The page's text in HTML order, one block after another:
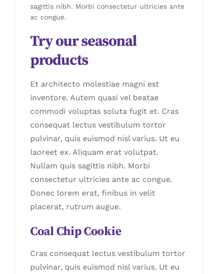
sagittis nibh. Morbi consectetur ultricies ante
ac congue.
Try our seasonal
products
Et architecto molestiae magni est
inventore. Autem quasi vel beatae
commodi voluptas soluta fugit et. Cras
consequat lectus vestibulum tortor
pulvinar, quis euismod nisl varius. Ut eu
laoreet ex. Aliquam erat volutpat.
Nullam quis sagittis nibh. Morbi
consectetur ultricies ante ac congue.
Donec lorem erat, finibus in velit
placerat, rutrum augue.
Coal Chip Cookie
Cras consequat lectus vestibulum tortor
pulvinar, quis euismod nisl varius. Ut eu